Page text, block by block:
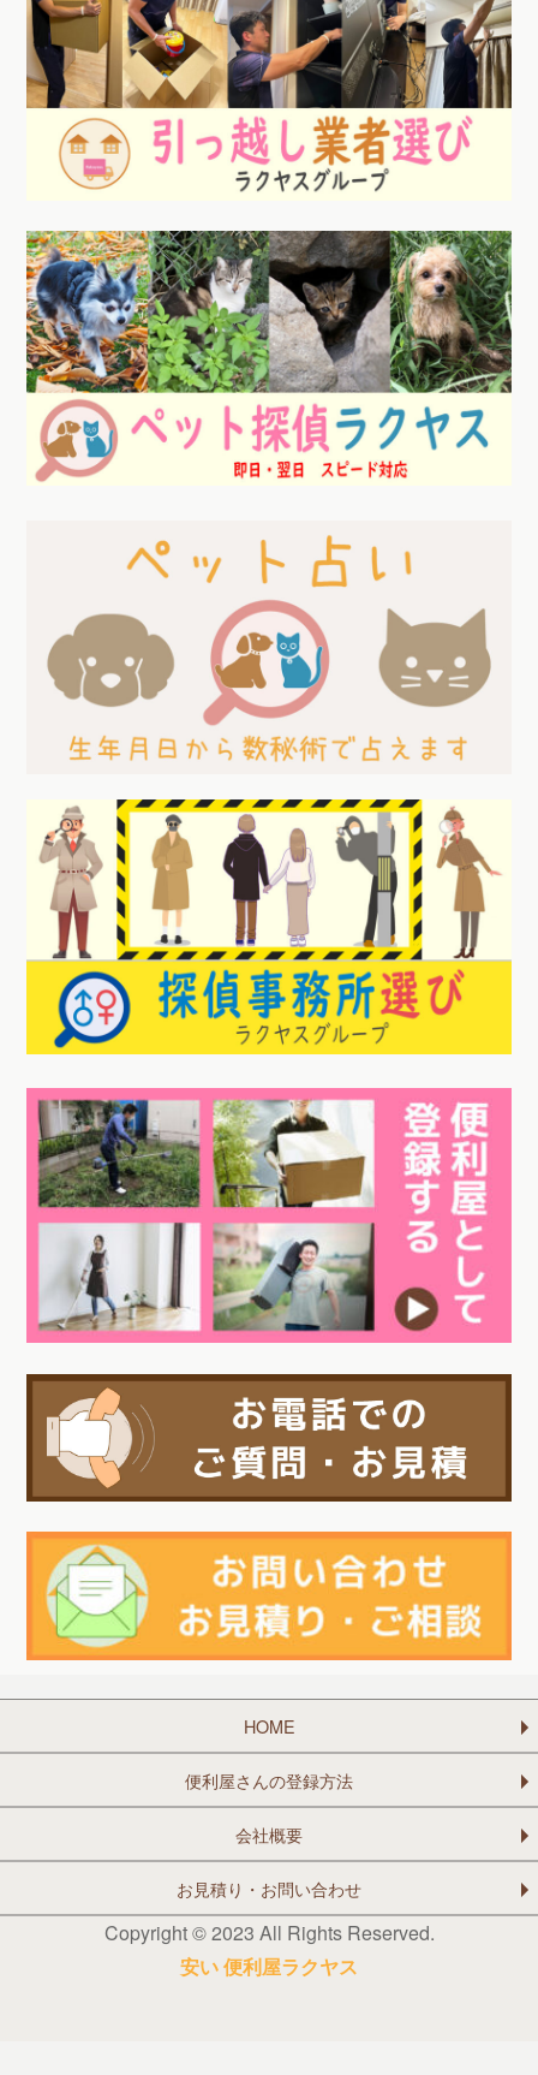
HOME
便利屋さんの登録方法
会社概要
お見積り・お問い合わせ
Copyright © 2023 All Rights Reserved.
安い 便利屋ラクヤス